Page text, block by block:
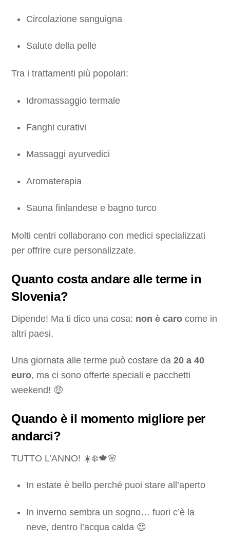
Circolazione sanguigna
Salute della pelle
Tra i trattamenti più popolari:
Idromassaggio termale
Fanghi curativi
Massaggi ayurvedici
Aromaterapia
Sauna finlandese e bagno turco
Molti centri collaborano con medici specializzati
per offrire cure personalizzate.
Quanto costa andare alle terme in
Slovenia?
Dipende! Ma ti dico una cosa: non è caro come in
altri paesi.
Una giornata alle terme può costare da20 a 40
euro, ma ci sono offerte speciali e pacchetti
weekend! 🤑
Quando è il momento migliore per
andarci?
TUTTO L’ANNO! ☀️❄️🍁🌸
In estate è bello perché puoi stare all’aperto
In inverno sembra un sogno… fuori c’è la
neve, dentro l’acqua calda 😍